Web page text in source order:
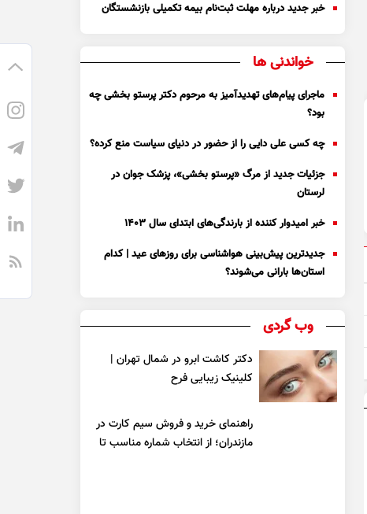
خبر جدید درباره مهلت ثبت‌نام بیمه تکمیلی بازنشستگان
خواندنی ها
ماجرای پیام‌های تهدیدآمیز به مرحوم دکتر پرستو بخشی چه
بود؟
چه کسی علی دایی را از حضور در دنیای سیاست منع کرده؟
جزئیات جدید از مرگ «پرستو بخشی»، پزشک جوان در
لرستان
خبر امیدوار کننده از بارندگی‌های ابتدای سال ۱۴۰۳
جدیدترین پیش‌بینی هواشناسی برای روزهای عید | کدام
استان‌ها بارانی می‌شوند؟
وب گردی
دکتر کاشت ابرو در شمال تهران |
کلینیک زیبایی فرح
راهنمای خرید و فروش سیم کارت در
مازندران؛ از انتخاب شماره مناسب تا